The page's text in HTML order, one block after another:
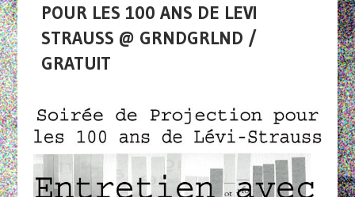
POUR LES 100 ANS DE LEVI
STRAUSS @ GRNDGRLND /
GRATUIT